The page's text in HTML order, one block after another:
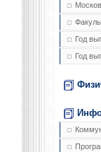
Год
Год